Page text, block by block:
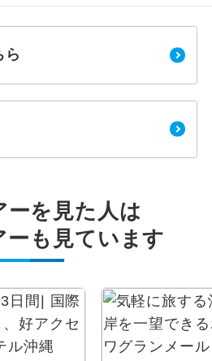
ら
ーを見た人は
ーも見ています